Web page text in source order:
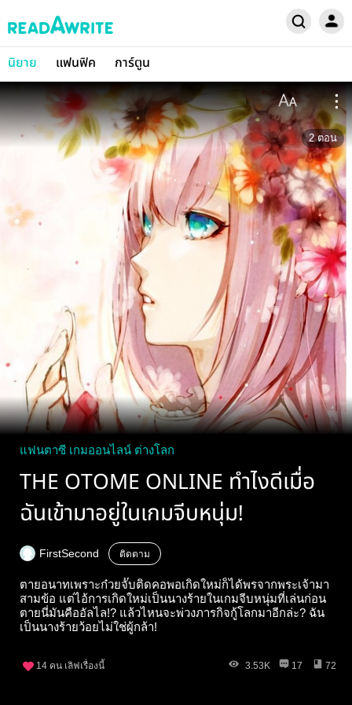
นิยาย แฟนฟิค การ์ตูน
2 ตอน
แฟนตาซี เกมออนไลน์ ต่างโลก
THE OTOME ONLINE ทำไงดีเมื่อ
ฉันเข้ามาอยู่ในเกมจีบหนุ่ม!
FirstSecond ติดตาม
ตายอนาทเพราะก๋วยจั๊บติดคอพอเกิดใหม่ก็ได้พรจากพระเจ้ามา
สามข้อ แต่ไอ้การเกิดใหม่เป็นนางร้ายในเกมจีบหนุ่มที่เล่นก่อน
ตายนี่มันคืออัลไล!? แล้วไหนจะพ่วงภารกิจกู้โลกมาอีกล่ะ? ฉัน
เป็นนางร้ายว้อยไม่ใช่ผู้กล้า!
14 คน เลิฟเรื่องนี้ 3.53K 17 72